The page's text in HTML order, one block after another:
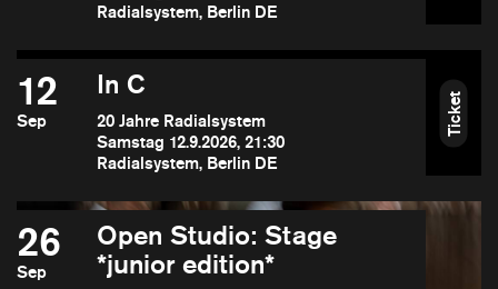
Radialsystem, Berlin DE
12
Sep
In C
20 Jahre Radialsystem
Samstag 12.9.2026, 21:30
Radialsystem, Berlin DE
Ticket
26
Sep
Open Studio: Stage
*junior edition*